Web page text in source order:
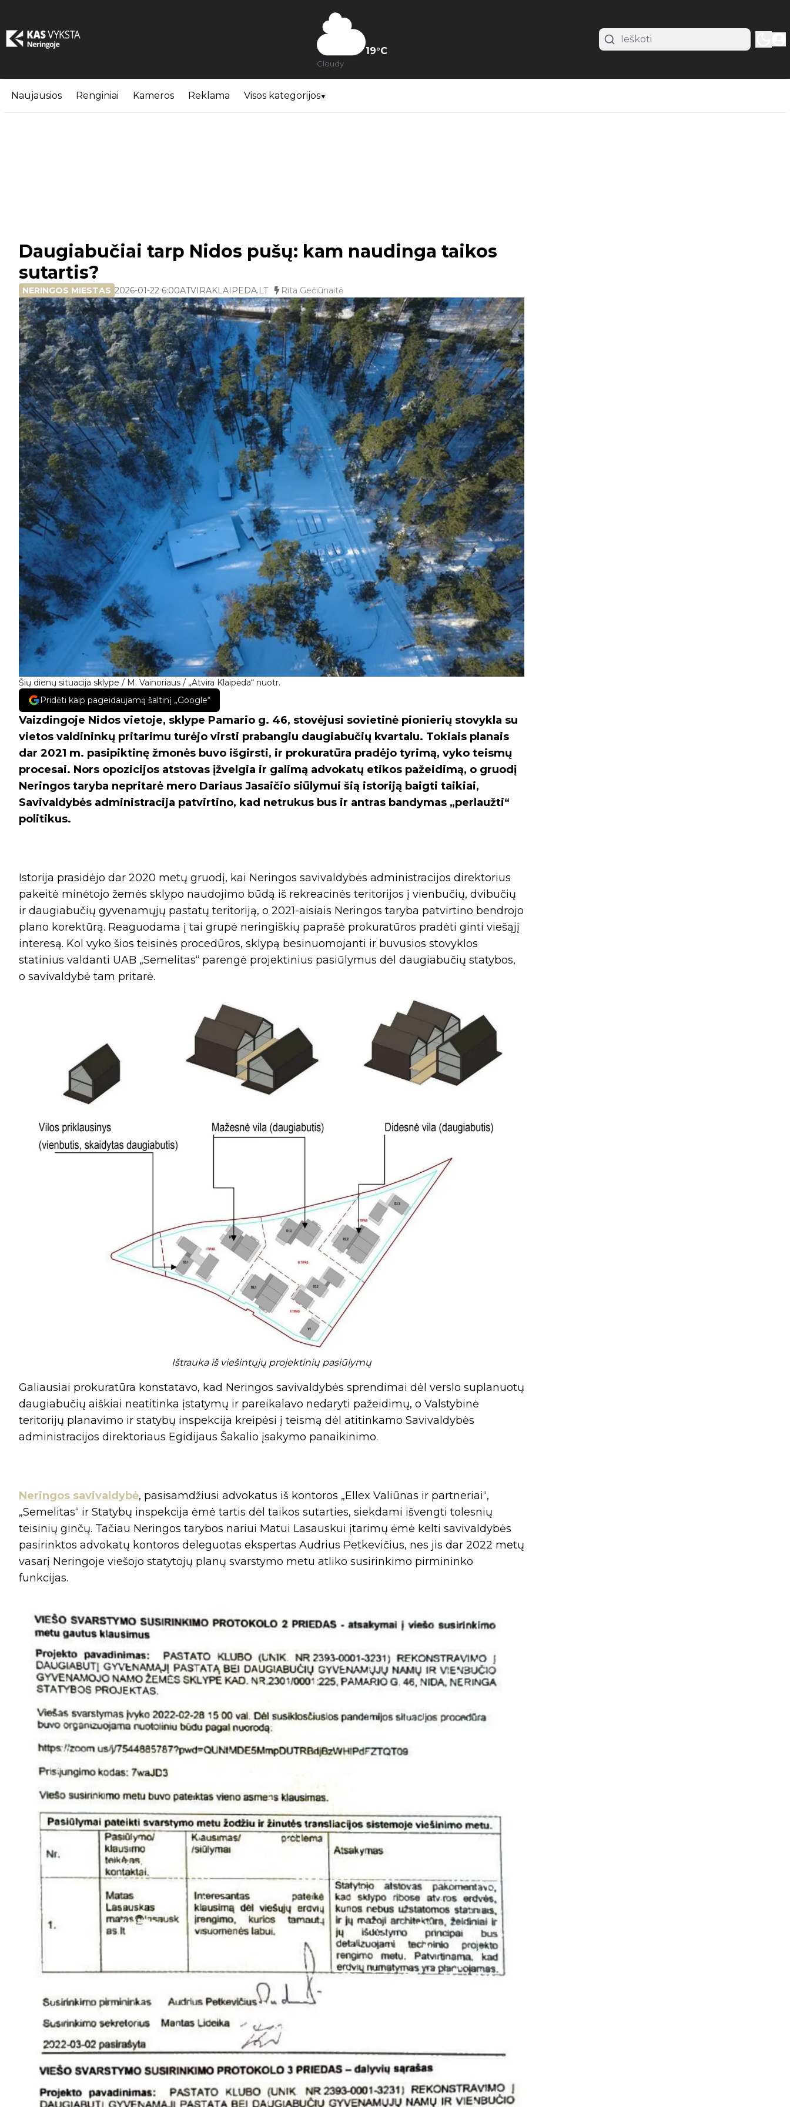
19°C
Cloudy
Naujausios Renginiai Kameros Reklama Visos kategorijos▼
Šių dienų situacija sklype / M. Vainoriaus / „Atvira Klaipėda“ nuotr.
Daugiabučiai tarp Nidos pušų: kam naudinga taikos
sutartis?
NERINGOS MIESTAS 2026-01-22 6:00ATVIRAKLAIPEDA.LT Rita Gečiūnaitė
Pridėti kaip pageidaujamą šaltinį „Google“
Vaizdingoje Nidos vietoje, sklype Pamario g. 46, stovėjusi sovietinė pionierių stovykla su
vietos valdininkų pritarimu turėjo virsti prabangiu daugiabučių kvartalu. Tokiais planais
dar 2021 m. pasipiktinę žmonės buvo išgirsti, ir prokuratūra pradėjo tyrimą, vyko teismų
procesai. Nors opozicijos atstovas įžvelgia ir galimą advokatų etikos pažeidimą, o gruodį
Neringos taryba nepritarė mero Dariaus Jasaičio siūlymui šią istoriją baigti taikiai,
Savivaldybės administracija patvirtino, kad netrukus bus ir antras bandymas „perlaužti“
politikus.
Istorija prasidėjo dar 2020 metų gruodį, kai Neringos savivaldybės administracijos direktorius
pakeitė minėtojo žemės sklypo naudojimo būdą iš rekreacinės teritorijos į vienbučių, dvibučių
ir daugiabučių gyvenamųjų pastatų teritoriją, o 2021-aisiais Neringos taryba patvirtino bendrojo
plano korektūrą. Reaguodama į tai grupė neringiškių paprašė prokuratūros pradėti ginti viešąjį
interesą. Kol vyko šios teisinės procedūros, sklypą besinuomojanti ir buvusios stovyklos
statinius valdanti UAB „Semelitas“ parengė projektinius pasiūlymus dėl daugiabučių statybos,
o savivaldybė tam pritarė.
Ištrauka iš viešintųjų projektinių pasiūlymų
Galiausiai prokuratūra konstatavo, kad Neringos savivaldybės sprendimai dėl verslo suplanuotų
daugiabučių aiškiai neatitinka įstatymų ir pareikalavo nedaryti pažeidimų, o Valstybinė
teritorijų planavimo ir statybų inspekcija kreipėsi į teismą dėl atitinkamo Savivaldybės
administracijos direktoriaus Egidijaus Šakalio įsakymo panaikinimo.
Neringos savivaldybė, pasisamdžiusi advokatus iš kontoros „Ellex Valiūnas ir partneriai“,
„Semelitas“ ir Statybų inspekcija ėmė tartis dėl taikos sutarties, siekdami išvengti tolesnių
teisinių ginčų. Tačiau Neringos tarybos nariui Matui Lasauskui įtarimų ėmė kelti savivaldybės
pasirinktos advokatų kontoros deleguotas ekspertas Audrius Petkevičius, nes jis dar 2022 metų
vasarį Neringoje viešojo statytojų planų svarstymo metu atliko susirinkimo pirmininko
funkcijas.